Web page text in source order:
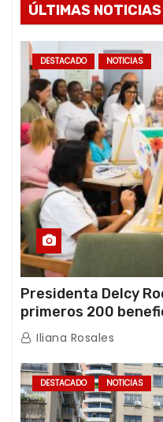
ÚLTIMAS NOTICIAS
DESTACADO NOTICIAS
Presidenta Delcy
primeros 200
de los Abuelos “La
Iliana Rosales
DESTACADO NOTICIAS